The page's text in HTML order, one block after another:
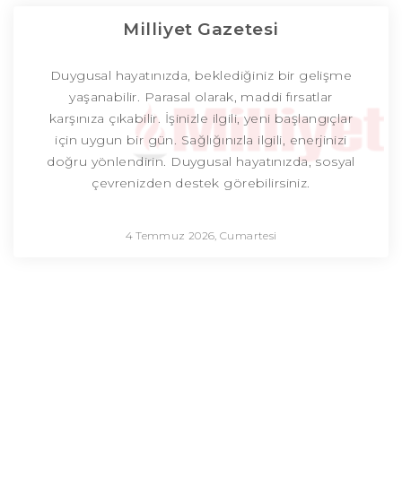
Milliyet Gazetesi
Duygusal hayatınızda, beklediğiniz bir gelişme
yaşanabilir. Parasal olarak, maddi fırsatlar
karşınıza çıkabilir. İşinizle ilgili, yeni başlangıçlar
için uygun bir gün. Sağlığınızla ilgili, enerjinizi
doğru yönlendirin. Duygusal hayatınızda, sosyal
çevrenizden destek görebilirsiniz.
4 Temmuz 2026, Cumartesi